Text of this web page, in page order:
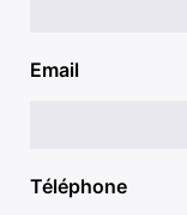
Email
Téléphone